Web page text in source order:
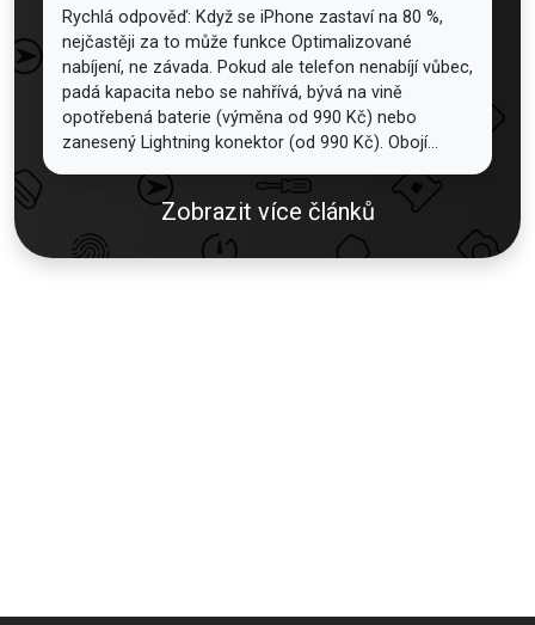
Rychlá odpověď: Když se iPhone zastaví na 80 %,
nejčastěji za to může funkce Optimalizované
nabíjení, ne závada. Pokud ale telefon nenabíjí vůbec,
padá kapacita nebo se nahřívá, bývá na vině
opotřebená baterie (výměna od 990 Kč) nebo
zanesený Lightning konektor (od 990 Kč). Obojí...
Zobrazit více článků